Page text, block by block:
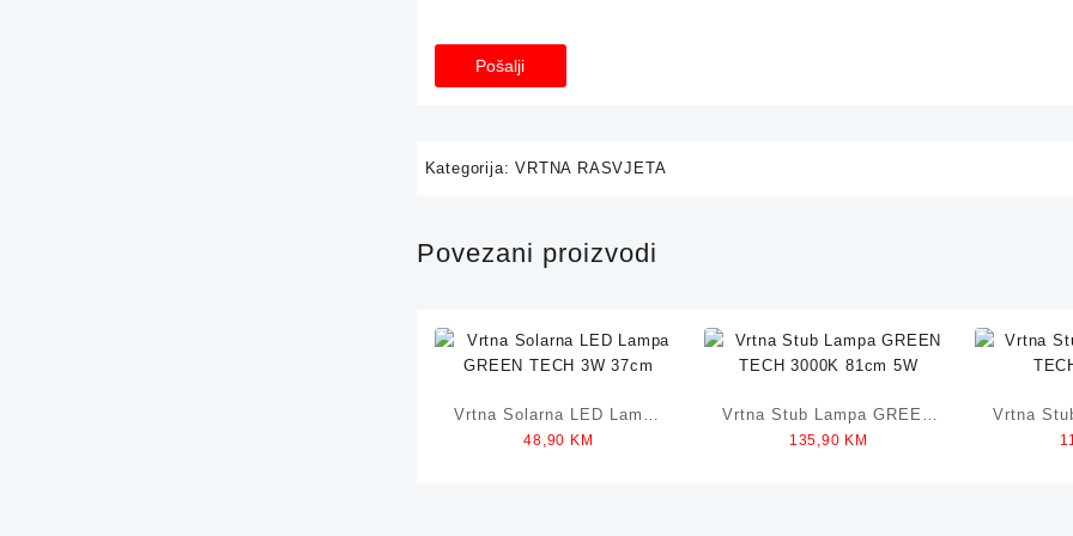
Kategorija:VRTNA RASVJETA
Povezani proizvodi
Vrtna Solarna LED Lampa
GREEN TECH 3W 37cm
48,90 KM
Vrtna Stub Lampa GREEN
TECH 3000K 81cm 5W
135,90 KM
Vrtna